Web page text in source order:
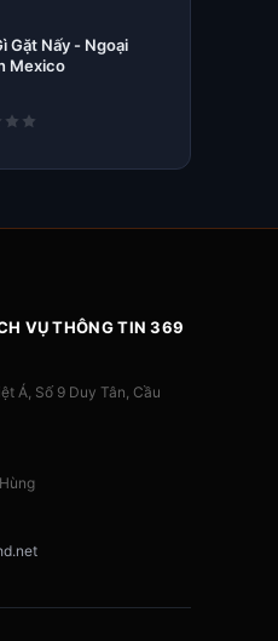
Gặt Nấy - Ngoại
Mexico
VỤ THÔNG TIN 369
Á, Số 9 Duy Tân, Cầu